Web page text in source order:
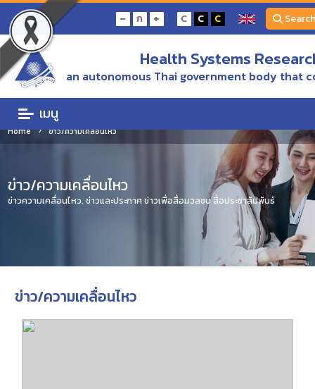
- ก + C C C Search
Health Systems
an autonomous Thai government body that
เมนู
Home ข่าว/ความเคลื่อนไหว
ข่าว/ความเคลื่อนไหว
ข่าวความเคลื่อนไหว. ข่าวและประกาศ ข่าวเพื่อสื่อมวลชน สื่อประชาสัมพันธ์
ข่าว/ความเคลื่อนไหว